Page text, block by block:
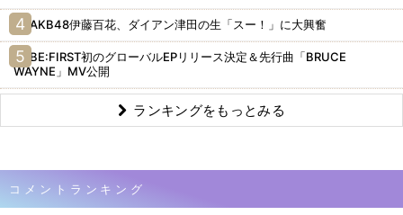
AKB48伊藤百花、ダイアン津田の生「スー！」に大興奮
BE:FIRST初のグローバルEPリリース決定＆先行曲「BRUCE
WAYNE」MV公開
ランキングをもっとみる
コメントランキング